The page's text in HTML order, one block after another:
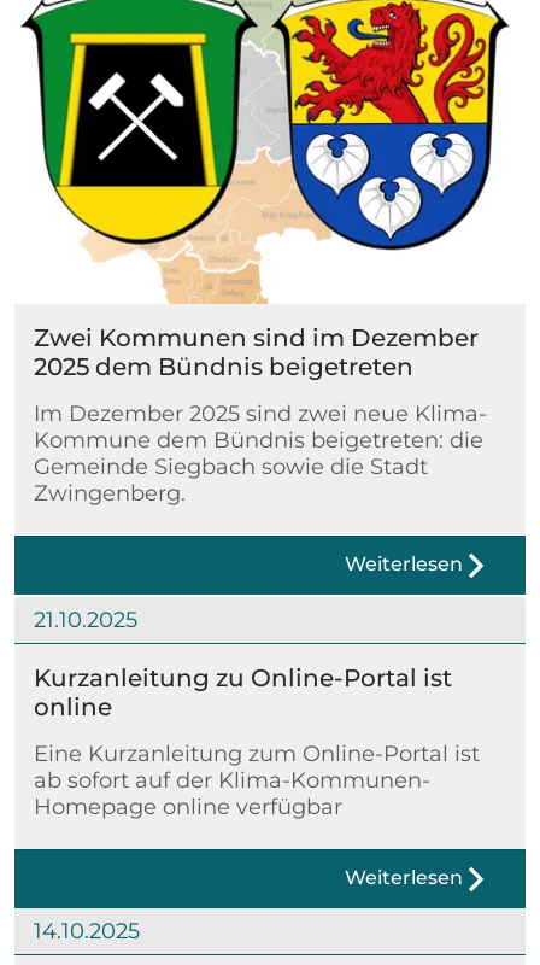
Zwei Kommunen sind im Dezember
2025 dem Bündnis beigetreten
Im Dezember 2025 sind zwei neue Klima-
Kommune dem Bündnis beigetreten: die
Gemeinde Siegbach sowie die Stadt
Zwingenberg.
Weiterlesen
21.10.2025
Kurzanleitung zu Online-Portal ist
online
Eine Kurzanleitung zum Online-Portal ist
ab sofort auf der Klima-Kommunen-
Homepage online verfügbar
Weiterlesen
14.10.2025